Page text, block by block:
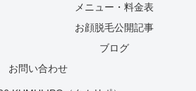
メニュー・料金表
お顔脱毛公開記事
ブログ
お問い合わせ